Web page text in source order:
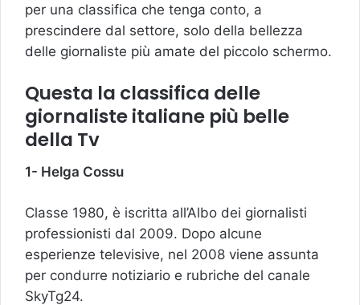
per una classifica che tenga conto, a
prescindere dal settore, solo della bellezza
delle giornaliste più amate del piccolo schermo.
Questa la classifica delle
giornaliste italiane più belle
della Tv
1- Helga Cossu
Classe 1980, è iscritta all’Albo dei giornalisti
professionisti dal 2009. Dopo alcune
esperienze televisive, nel 2008 viene assunta
per condurre notiziario e rubriche del canale
SkyTg24.